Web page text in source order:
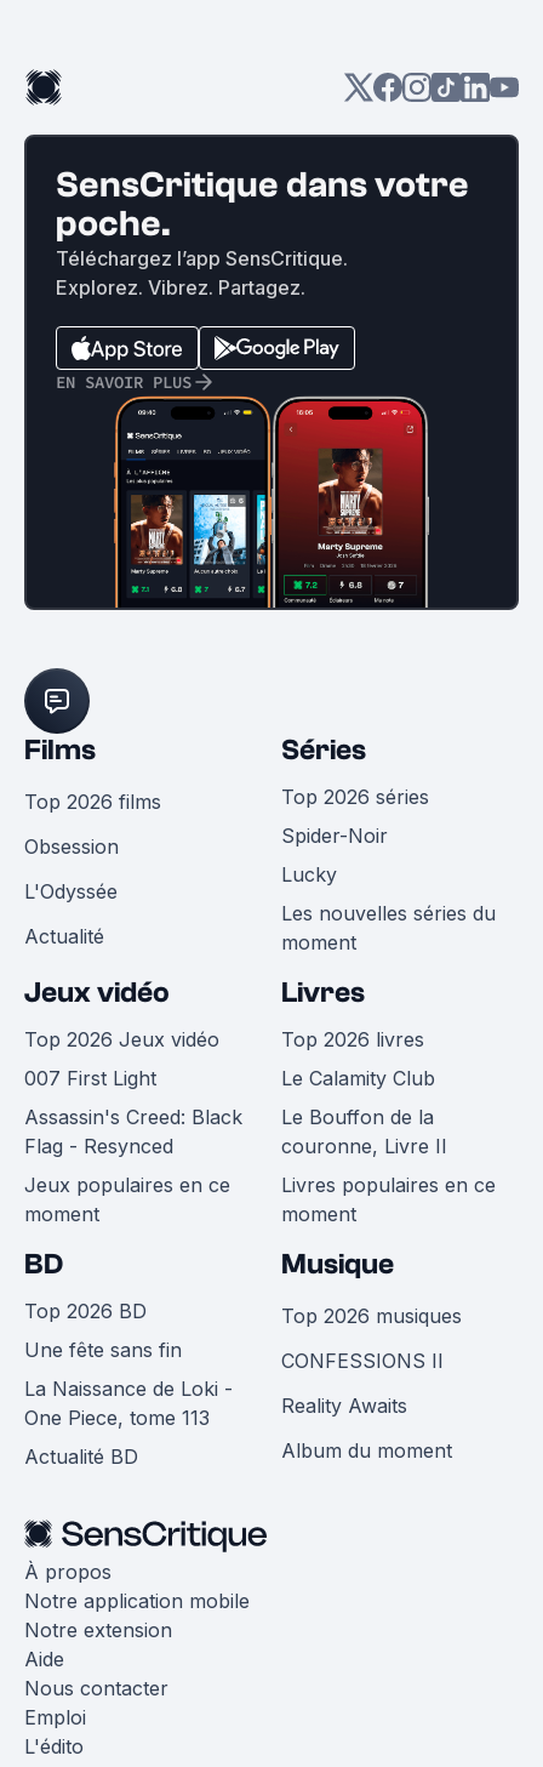
SensCritique dans votre
poche.
Téléchargez l’app SensCritique.
Explorez. Vibrez. Partagez.
EN SAVOIR PLUS
Films
Top 2026 films
Obsession
L'Odyssée
Actualité
Séries
Top 2026 séries
Spider-Noir
Lucky
Les nouvelles séries du
moment
Jeux vidéo
Top 2026 Jeux vidéo
007 First Light
Assassin's Creed: Black
Flag - Resynced
Jeux populaires en ce
moment
Livres
Top 2026 livres
Le Calamity Club
Le Bouffon de la
couronne, Livre II
Livres populaires en ce
moment
BD
Top 2026 BD
Une fête sans fin
La Naissance de Loki -
One Piece, tome 113
Actualité BD
Musique
Top 2026 musiques
CONFESSIONS II
Reality Awaits
Album du moment
À propos
Notre application mobile
Notre extension
Aide
Nous contacter
Emploi
L'édito